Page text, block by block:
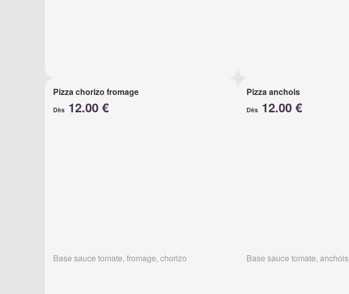
Pizza chorizo fromage
Dès 12.00 €
Base sauce tomate, fromage, chorizo
Pizza anchois
Dès12.00 €
Base sauce tomate, anchois